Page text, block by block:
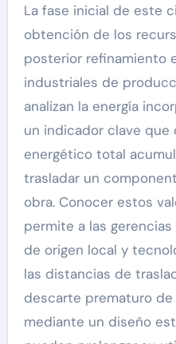
La fase inicial de este
obtención de los
posterior refinamiento
industriales de
analizan la energía
un indicador clave que
energético total
trasladar un
obra. Conocer estos
permite a las
de origen local y
las distancias de
descarte prematuro de
mediante un diseño